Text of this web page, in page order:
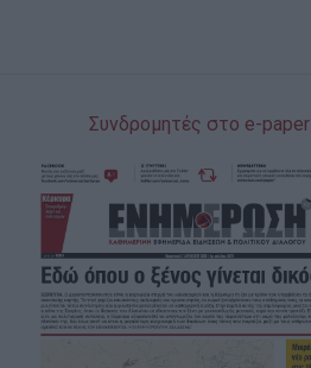
Συνδρομητές στο e-paper